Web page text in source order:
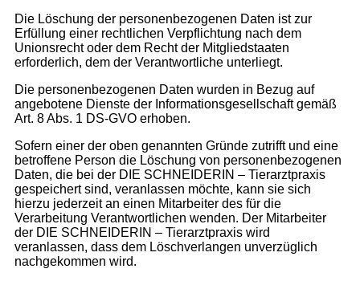
Die Löschung der personenbezogenen Daten ist zur
Erfüllung einer rechtlichen Verpflichtung nach dem
Unionsrecht oder dem Recht der Mitgliedstaaten
erforderlich, dem der Verantwortliche unterliegt.
Die personenbezogenen Daten wurden in Bezug auf
angebotene Dienste der Informationsgesellschaft gemäß
Art. 8 Abs. 1 DS-GVO erhoben.
Sofern einer der oben genannten Gründe zutrifft und eine
betroffene Person die Löschung von personenbezogenen
Daten, die bei der DIE SCHNEIDERIN – Tierarztpraxis
gespeichert sind, veranlassen möchte, kann sie sich
hierzu jederzeit an einen Mitarbeiter des für die
Verarbeitung Verantwortlichen wenden. Der Mitarbeiter
der DIE SCHNEIDERIN – Tierarztpraxis wird
veranlassen, dass dem Löschverlangen unverzüglich
nachgekommen wird.